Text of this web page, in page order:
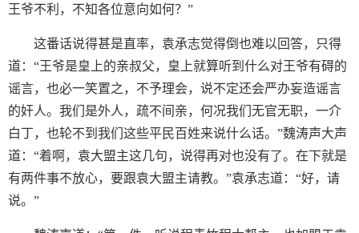
王爷不利，不知各位意向如何？”
这番话说得甚是直率，袁承志觉得倒也难以回答，只得
道：“王爷是皇上的亲叔父，皇上就算听到什么对王爷有碍的
谣言，也必一笑置之，不予理会，说不定还会严办妄造谣言
的奸人。我们是外人，疏不间亲，何况我们无官无职，一介
白丁，也轮不到我们这些平民百姓来说什么话。”魏涛声大声
道：“着啊，袁大盟主这几句，说得再对也没有了。在下就是
有两件事不放心，要跟袁大盟主请教。”袁承志道：“好，请
说。”